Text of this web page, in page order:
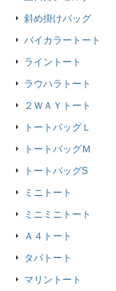
斜め掛けバッグ
バイカラートート
ライントート
ラウハラトート
２ＷＡＹトート
トートバッグＬ
トートバッグＭ
トートバッグS
ミニトート
ミニミニトート
Ａ４トート
タパトート
マリントート